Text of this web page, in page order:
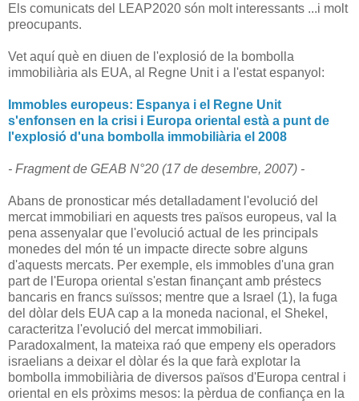
Els comunicats del LEAP2020 són molt interessants ...i molt
preocupants.
Vet aquí què en diuen de l'explosió de la bombolla
immobiliària als EUA, al Regne Unit i a l'estat espanyol:
Immobles europeus: Espanya i el Regne Unit
s'enfonsen en la crisi i Europa oriental està a punt de
l'explosió d'una bombolla immobiliària el 2008
- Fragment de GEAB N°20 (17 de desembre, 2007) -
Abans de pronosticar més detalladament l'evolució del
mercat immobiliari en aquests tres països europeus, val la
pena assenyalar que l'evolució actual de les principals
monedes del món té un impacte directe sobre alguns
d'aquests mercats. Per exemple, els immobles d'una gran
part de l'Europa oriental s'estan finançant amb préstecs
bancaris en francs suïssos; mentre que a Israel (1), la fuga
del dòlar dels EUA cap a la moneda nacional, el Shekel,
caracteritza l'evolució del mercat immobiliari.
Paradoxalment, la mateixa raó que empeny els operadors
israelians a deixar el dòlar és la que farà explotar la
bombolla immobiliària de diversos països d'Europa central i
oriental en els pròxims mesos: la pèrdua de confiança en la